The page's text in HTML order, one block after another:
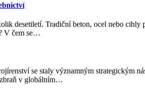
desetiletí. Tradiční beton, ocel nebo
V čem se…
se staly významným
v globálním…